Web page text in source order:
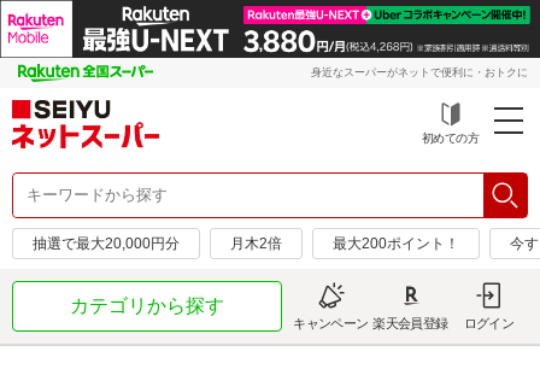
身近なスーパーがネットで便利に・おトクに
初めての方
抽選で最大20,000円分 月木2倍 最大200ポイント！ 今
カテゴリから探す
キャンペーン 楽天会員登録 ログイン